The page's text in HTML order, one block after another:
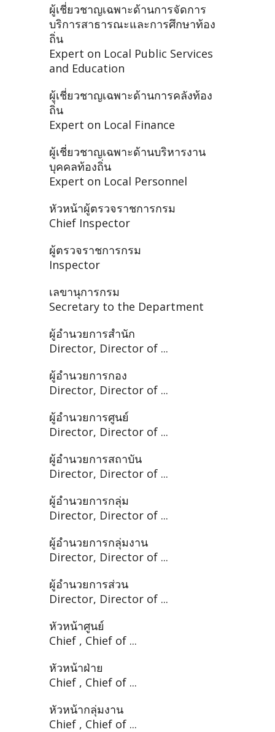
ผู้เชี่ยวชาญเฉพาะด้านการจัดการ
บริการสาธารณะและการศึกษาท้อง
ถิ่น
Expert on Local Public Services
and Education
ผู้เชี่ยวชาญเฉพาะด้านการคลังท้อง
ถิ่น
Expert on Local Finance
ผู้เชี่ยวชาญเฉพาะด้านบริหารงาน
บุคคลท้องถิ่น
Expert on Local Personnel
หัวหน้าผู้ตรวจราชการกรม
Chief Inspector
ผู้ตรวจราชการกรม
Inspector
เลขานุการกรม
Secretary to the Department
ผู้อำนวยการสำนัก
Director, Director of ...
ผู้อำนวยการกอง
Director, Director of ...
ผู้อำนวยการศูนย์
Director, Director of ...
ผู้อำนวยการสถาบัน
Director, Director of ...
ผู้อำนวยการกลุ่ม
Director, Director of ...
ผู้อำนวยการกลุ่มงาน
Director, Director of ...
ผู้อำนวยการส่วน
Director, Director of ...
หัวหน้าศูนย์
Chief , Chief of ...
หัวหน้าฝ่าย
Chief , Chief of ...
หัวหน้ากลุ่มงาน
Chief , Chief of ...